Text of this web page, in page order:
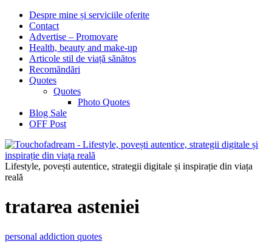
Despre mine și serviciile oferite
Contact
Advertise – Promovare
Health, beauty and make-up
Articole stil de viață sănătos
Recomăndări
Quotes
Quotes
Photo Quotes
Blog Sale
OFF Post
Lifestyle, povești autentice, strategii digitale și inspirație din viața
reală
tratarea asteniei
personal addiction quotes